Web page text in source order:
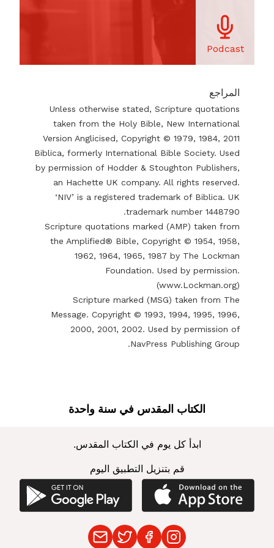
Podcast
المراجع
Unless otherwise stated, Scripture quotations
taken from the Holy Bible, New International
Version Anglicised, Copyright © 1979, 1984, 2011
Biblica, formerly International Bible Society. Used
by permission of Hodder & Stoughton Publishers,
an Hachette UK company. All rights reserved.
‘NIV’ is a registered trademark of Biblica. UK
trademark number 1448790.
Scripture quotations marked (AMP) taken from
the Amplified® Bible, Copyright © 1954, 1958,
1962, 1964, 1965, 1987 by The Lockman
Foundation. Used by permission.
(www.Lockman.org)
Scripture marked (MSG) taken from The
Message. Copyright © 1993, 1994, 1995, 1996,
2000, 2001, 2002. Used by permission of
NavPress Publishing Group.
الكتاب المقدس في سنة واحدة
ابدأ كل يوم في الكتاب المقدس.
قم بتنزيل التطبيق اليوم
Download on the App Store
Instagram
Facebook
Twitter
Contact